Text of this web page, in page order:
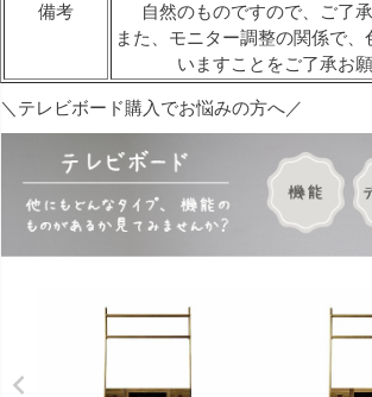
備考
自然のものですので、ご了
また、モニター調整の関係で
いますことをご了承お願
＼テレビボード購入でお悩みの方へ／